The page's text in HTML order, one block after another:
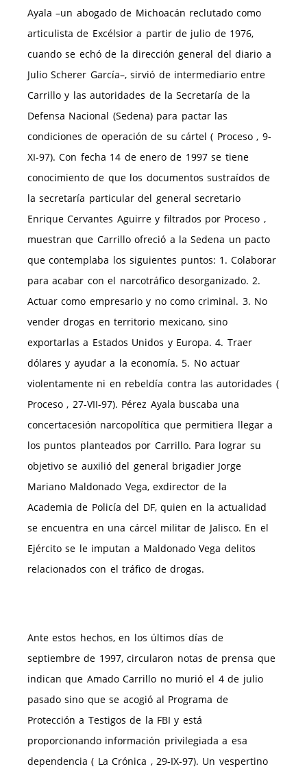
Ayala –un abogado de Michoacán reclutado como
articulista de Excélsior a partir de julio de 1976,
cuando se echó de la dirección general del diario a
Julio Scherer García–, sirvió de intermediario entre
Carrillo y las autoridades de la Secretaría de la
Defensa Nacional (Sedena) para pactar las
condiciones de operación de su cártel ( Proceso , 9-
XI-97). Con fecha 14 de enero de 1997 se tiene
conocimiento de que los documentos sustraídos de
la secretaría particular del general secretario
Enrique Cervantes Aguirre y filtrados por Proceso ,
muestran que Carrillo ofreció a la Sedena un pacto
que contemplaba los siguientes puntos: 1. Colaborar
para acabar con el narcotráfico desorganizado. 2.
Actuar como empresario y no como criminal. 3. No
vender drogas en territorio mexicano, sino
exportarlas a Estados Unidos y Europa. 4. Traer
dólares y ayudar a la economía. 5. No actuar
violentamente ni en rebeldía contra las autoridades (
Proceso , 27-VII-97). Pérez Ayala buscaba una
concertacesión narcopolítica que permitiera llegar a
los puntos planteados por Carrillo. Para lograr su
objetivo se auxilió del general brigadier Jorge
Mariano Maldonado Vega, exdirector de la
Academia de Policía del DF, quien en la actualidad
se encuentra en una cárcel militar de Jalisco. En el
Ejército se le imputan a Maldonado Vega delitos
relacionados con el tráfico de drogas.
Ante estos hechos, en los últimos días de
septiembre de 1997, circularon notas de prensa que
indican que Amado Carrillo no murió el 4 de julio
pasado sino que se acogió al Programa de
Protección a Testigos de la FBI y está
proporcionando información privilegiada a esa
dependencia ( La Crónica , 29-IX-97). Un vespertino